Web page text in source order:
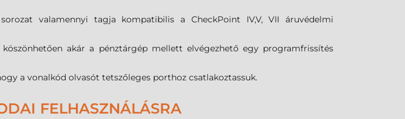
valamennyi tagja kompatibilis a CheckPoint IV,V, VII áruvédelmi
akár a pénztárgép mellett elvégezhető egy programfrissítés
a vonalkód olvasót tetszőleges porthoz csatlakoztassuk.
FELHASZNÁLÁSRA